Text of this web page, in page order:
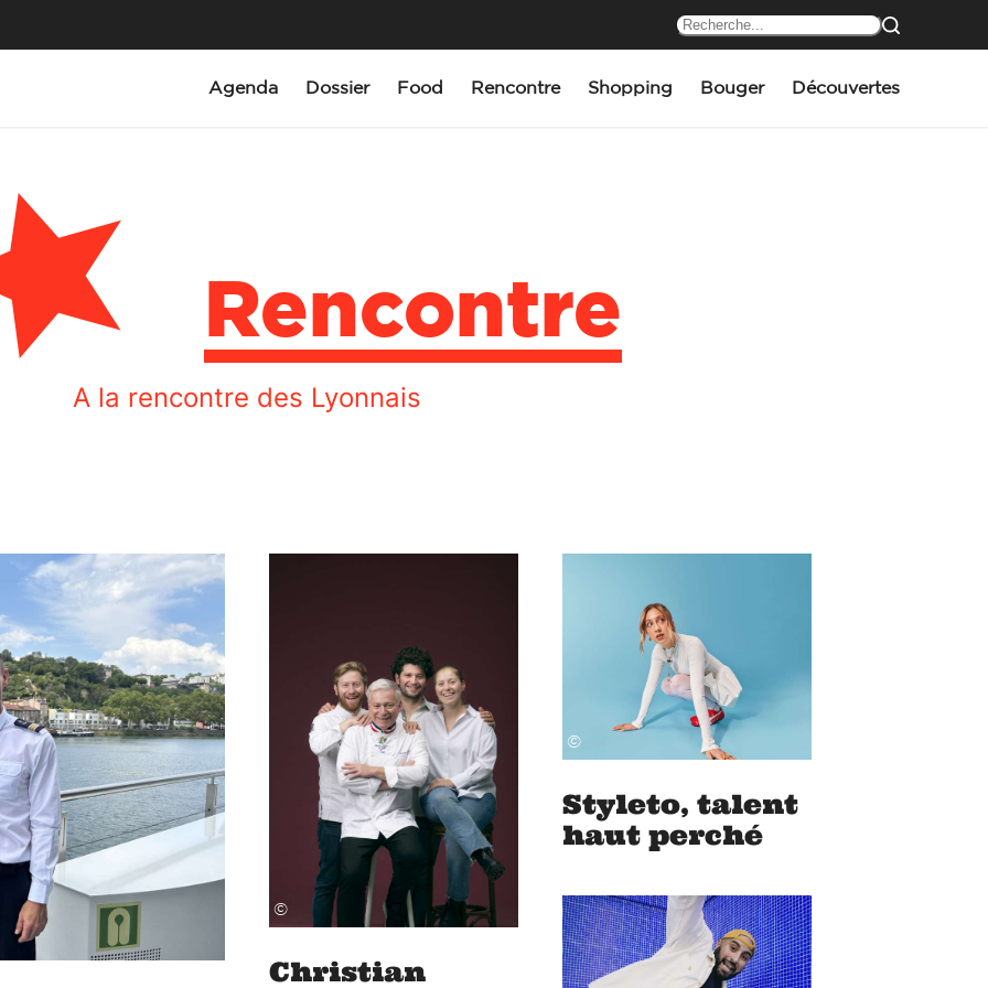
Agenda Dossier Food Rencontre Shopping Bouger Découvertes
Rencontre
A la rencontre des Lyonnais
©
Christian
©
Styleto, talent
haut perché